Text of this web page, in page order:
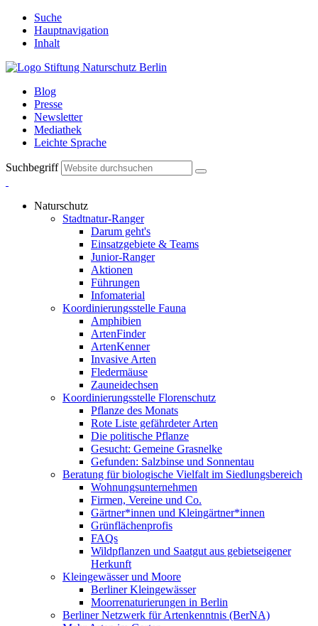
Suche
Hauptnavigation
Inhalt
Blog
Presse
Newsletter
Mediathek
Leichte Sprache
Suchbegriff
Naturschutz
Stadtnatur-Ranger
Darum geht's
Einsatzgebiete & Teams
Junior-Ranger
Aktionen
Führungen
Infomaterial
Koordinierungsstelle Fauna
Amphibien
ArtenFinder
ArtenKenner
Invasive Arten
Fledermäuse
Zauneidechsen
Koordinierungsstelle Florenschutz
Pflanze des Monats
Rote Liste gefährdeter Arten
Die politische Pflanze
Gesucht: Gemeine Grasnelke
Gefunden: Salzbinse und Sonnentau
Beratung für biologische Vielfalt im Siedlungsbereich
Wohnungsunternehmen
Firmen, Vereine und Co.
Gärtner*innen und Kleingärtner*innen
Grünflächenprofis
FAQs
Wildpflanzen und Saatgut aus gebietseigener
Herkunft
Kleingewässer und Moore
Berliner Kleingewässer
Moorrenaturierungen in Berlin
Berliner Netzwerk für Artenkenntnis (BerNA)